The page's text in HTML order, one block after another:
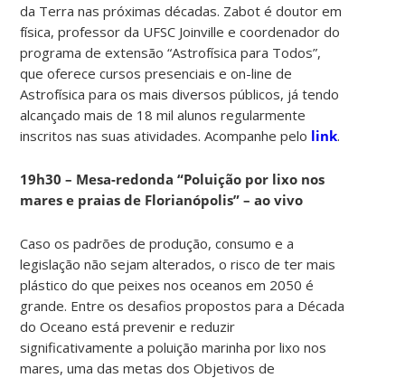
da Terra nas próximas décadas. Zabot é doutor em
física, professor da UFSC Joinville e coordenador do
programa de extensão “Astrofísica para Todos”,
que oferece cursos presenciais e on-line de
Astrofísica para os mais diversos públicos, já tendo
alcançado mais de 18 mil alunos regularmente
inscritos nas suas atividades. Acompanhe pelo link.
19h30 – Mesa-redonda “Poluição por lixo nos
mares e praias de Florianópolis” – ao vivo
Caso os padrões de produção, consumo e a
legislação não sejam alterados, o risco de ter mais
plástico do que peixes nos oceanos em 2050 é
grande. Entre os desafios propostos para a Década
do Oceano está prevenir e reduzir
significativamente a poluição marinha por lixo nos
mares, uma das metas dos Objetivos de